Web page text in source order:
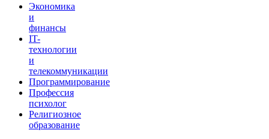
Экономика
и
финансы
IT-
технологии
и
телекоммуникации
Программирование
Профессия
психолог
Религиозное
образование